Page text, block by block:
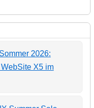
2026:
X5 im